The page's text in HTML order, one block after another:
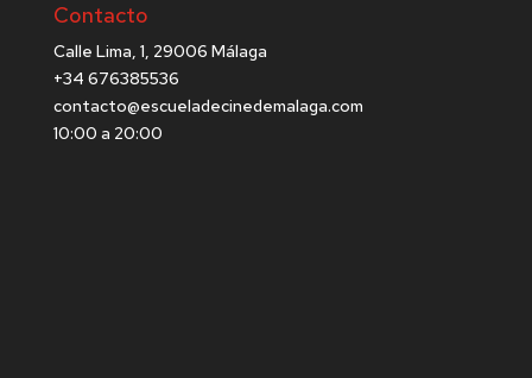
Contacto
Calle Lima, 1, 29006 Málaga
+34 676385536
contacto@escueladecinedemalaga.com
10:00 a 20:00